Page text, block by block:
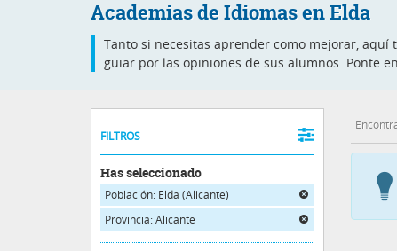
Academias de Idiomas en Elda
Tanto si necesitas aprender como mejorar, aquí
guiar por las opiniones de sus alumnos. Ponte
FILTROS
Has seleccionado
Población: Elda (Alicante)
Provincia: Alicante